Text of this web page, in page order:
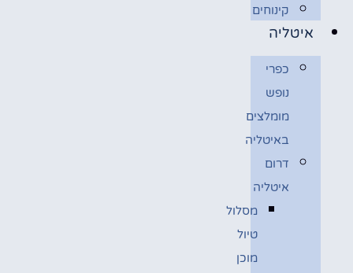
קינוחים
איטליה
כפרי
נופש
מומלצים
באיטליה
דרום
איטליה
מסלול
טיול
מוכן